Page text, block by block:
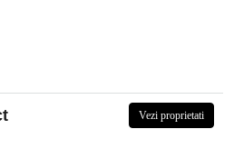
Vezi proprietati